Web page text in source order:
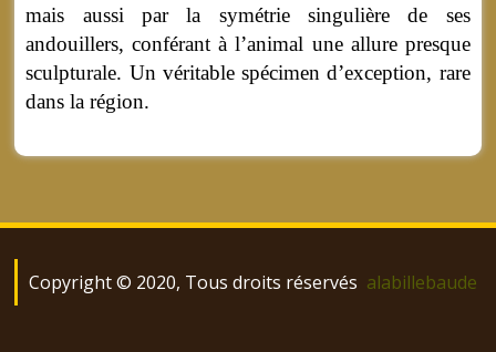
mais aussi par la symétrie singulière de ses
andouillers, conférant à l’animal une allure presque
sculpturale. Un véritable spécimen d’exception, rare
dans la région.
Copyright © 2020, Tous droits réservés alabillebaude